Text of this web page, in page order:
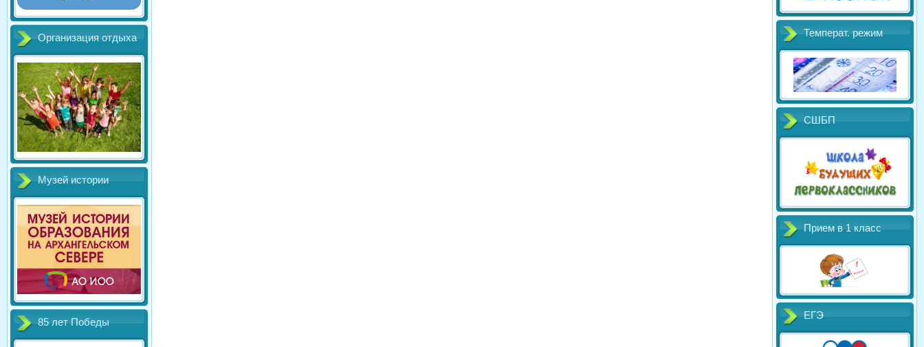
Организация отдыха
Музей истории
85 лет Победы
Температ. режим
СШБП
Прием в 1 класс
ЕГЭ